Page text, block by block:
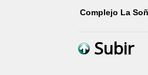
Complejo La
Subir